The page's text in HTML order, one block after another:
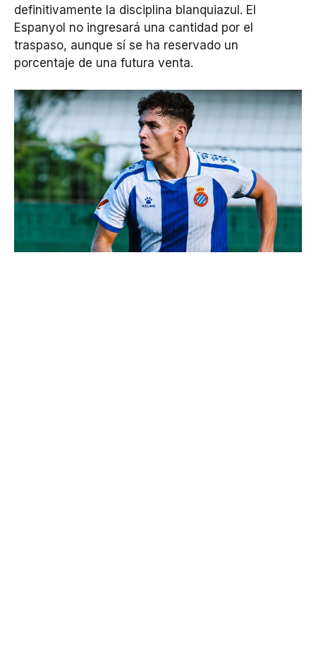
definitivamente la disciplina blanquiazul. El
Espanyol no ingresará una cantidad por el
traspaso, aunque sí se ha reservado un
porcentaje de una futura venta.